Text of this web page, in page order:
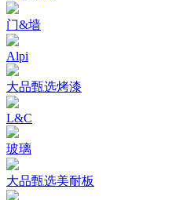
门&墙
Alpi
大品甄选烤漆
L&C
玻璃
大品甄选美耐板